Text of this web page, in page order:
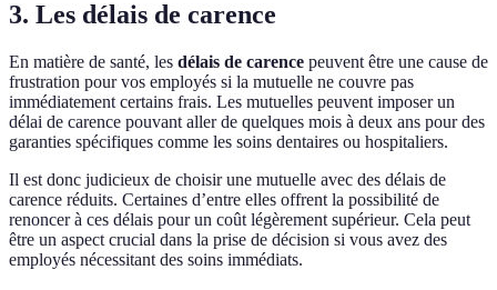
3. Les délais de carence
En matière de santé, les délais de carence peuvent être une cause de
frustration pour vos employés si la mutuelle ne couvre pas
immédiatement certains frais. Les mutuelles peuvent imposer un
délai de carence pouvant aller de quelques mois à deux ans pour des
garanties spécifiques comme les soins dentaires ou hospitaliers.
Il est donc judicieux de choisir une mutuelle avec des délais de
carence réduits. Certaines d’entre elles offrent la possibilité de
renoncer à ces délais pour un coût légèrement supérieur. Cela peut
être un aspect crucial dans la prise de décision si vous avez des
employés nécessitant des soins immédiats.